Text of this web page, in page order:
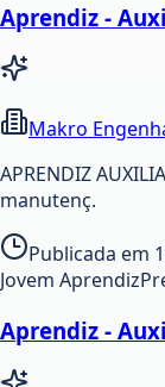
Aprendiz -
Makro
APRENDIZ
manutenç.
Publicada em
Jovem Aprendiz
Aprendiz -